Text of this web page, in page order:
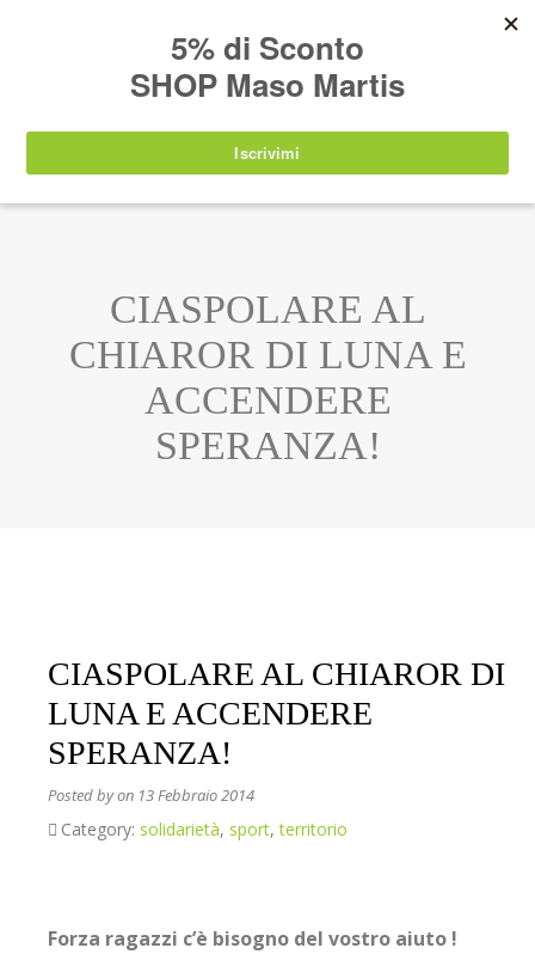
IT EN DE SHOP
CIASPOLARE AL
CHIAROR DI LUNA E
ACCENDERE
SPERANZA!
CIASPOLARE AL CHIAROR DI
LUNA E ACCENDERE
SPERANZA!
Posted byon 13 Febbraio 2014
Category: solidarietà, sport,territorio
Forza ragazzi c’è bisogno del vostro aiuto !
nuovamente disponibili a partire da
agosto 2026.